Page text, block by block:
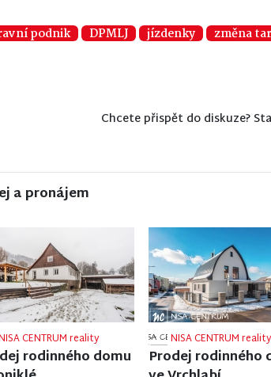
podnik DPMLJ jízdenky změna
Chcete přispět do diskuze?
a pronájem
CENTRUM reality
činžovního domu
NISA CENTRUM reality
Prodej rodinného